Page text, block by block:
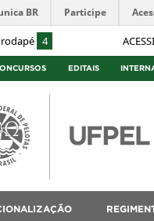
4
BR Participe
EDITAIS